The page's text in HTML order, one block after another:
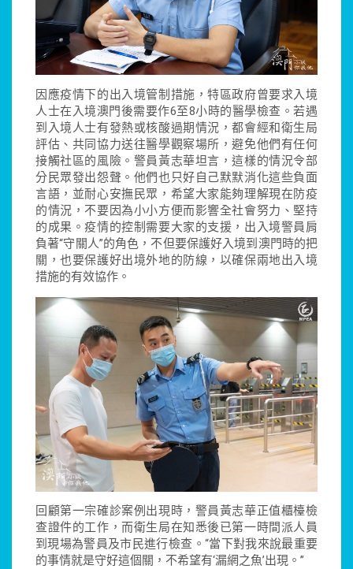
因應疫情下的出入境管制措施，特區政府曾要求入境
人士在入境澳門後需要作6至8小時的醫學檢查。若遇
到入境人士有發熱或核酸過期情況，都會經和衛生局
評估、共同協力送往醫學觀察場所，避免他們有任何
接觸社區的風險。警員黃志華坦言，這樣的情況令部
分民眾發出怨聲。他們也只好自己默默消化這些負面
言語，並耐心安撫民眾，希望大家能夠理解現在防疫
的情況，不要因為小小方便而影響全社會努力、堅持
的成果。疫情的控制需要大家的支援，出入境警員肩
負著“守關人”的角色，不但要保護好入境到澳門時的把
關，也要保護好出境外地的防線，以確保兩地出入境
措施的有效協作。
回顧第一宗確診案例出現時，警員黃志華正值櫃檯檢
查證件的工作，而衛生局在知悉後已第一時間派人員
到現場為警員及市民進行檢查。“當下對我來說最重要
的事情就是守好這個關，不希望有‘漏網之魚’出現。”